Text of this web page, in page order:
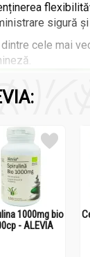
sigură
cele mai
1000mg bio
- ALEVIA